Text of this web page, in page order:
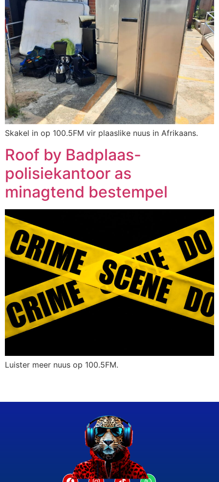
Skakel in op 100.5FM vir plaaslike nuus in Afrikaans.
Roof by Badplaas-
polisiekantoor as
minagtend bestempel
Luister meer nuus op 100.5FM.